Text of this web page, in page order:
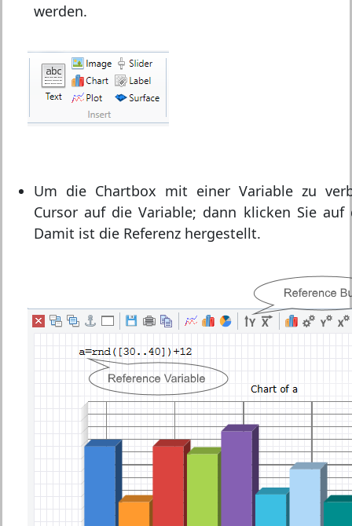
werden.
Um die Chartbox mit einer Variable zu
Cursor auf die Variable; dann klicken Sie
Damit ist die Referenz hergestellt.